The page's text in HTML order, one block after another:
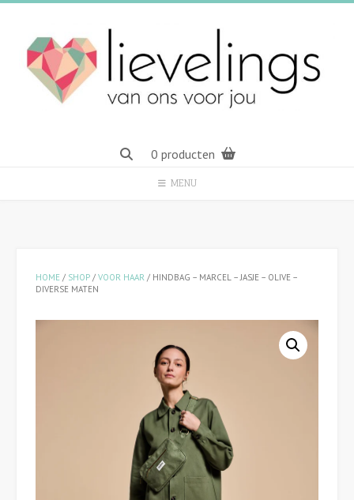
Spring
inhoud
0 producten
MENU
HOME / SHOP / VOOR HAAR / HINDBAG – MARCEL – JASJE – OLIVE –
DIVERSE MATEN